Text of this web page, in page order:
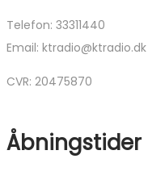
Telefon: 33311440
Email: ktradio@ktradio.dk
CVR: 20475870
Åbningstider